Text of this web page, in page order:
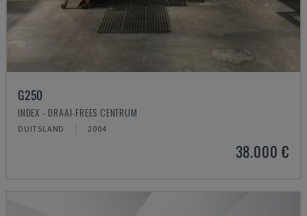
G250
INDEX - DRAAI-FREES CENTRUM
DUITSLAND 2004
38.000 €